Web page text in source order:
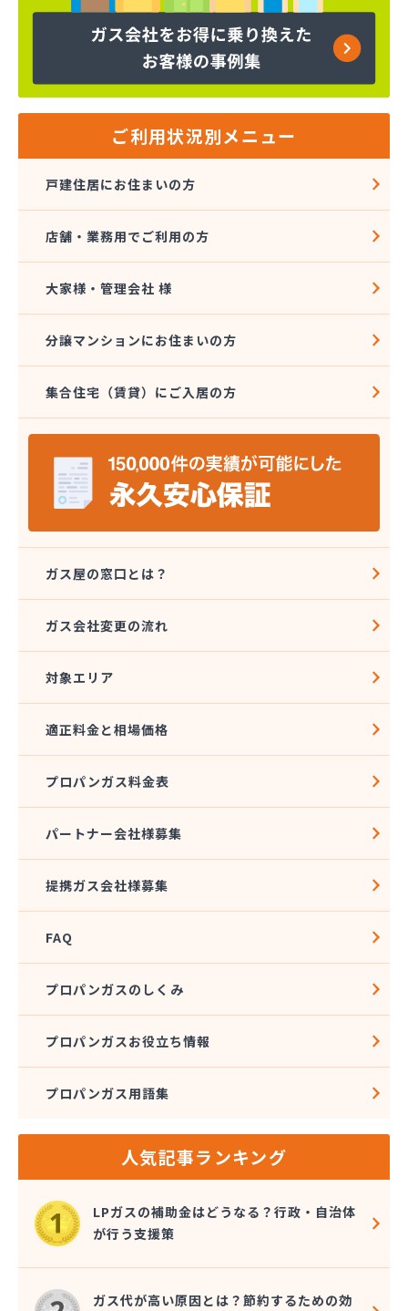
ヤマサ共和ライフ株式会社 一色営業所
ヤマサ共和ライフ株式会社 江南営業所
ヤマサ共和ライフ株式会社 三河営業所
ヤマサ共和ライフ株式会社 豊川営業所
ヤマサ高圧株式会社
ヤマサ總業株式会社 愛知西支店
ヤマトク
リーグ馬場株式会社
愛知高圧株式会社容器検査工場
愛北液化ガス協組江南営業所
旭プロパン
安城ガス株式会社
伊藤プロパン
伊藤忠エネクスホームライフ中部株式会社 碧南営
業所
伊藤忠エネクスホームライフ中部株式会社 名古屋
稲垣商事
稲垣商店
栄燃料合資会社
奥田米穀店
加藤燃料店
加藤豊昭
河村燃料店
角広ガス
割又商店
株式会社アドニス
株式会社あみや商事 本社
株式会社エイチティーピー
株式会社エイチティーピー
株式会社エス・アイ東海
株式会社オーテック
株式会社オーテック 西三河営業所
株式会社ガスキット
株式会社ガステム
株式会社ガスパル 岡崎販売所
株式会社カネコ
株式会社カネ庄
株式会社クラシアン岡崎支社
株式会社コクネ
株式会社コザカヤ 春日井営業所
株式会社コジマガス
ご利用状況別メニュー
戸建住居にお住まいの方
店舗・業務用でご利用の方
大家様・管理会社 様
分譲マンションにお住まいの方
集合住宅（賃貸）にご入居の方
ガス屋の窓口とは？
ガス会社変更の流れ
対象エリア
適正料金と相場価格
プロパンガス料金表
パートナー会社様募集
提携ガス会社様募集
FAQ
プロパンガスのしくみ
プロパンガスお役立ち情報
プロパンガス用語集
人気記事ランキング
LPガスの補助金はどうなる？行政・自治体
が行う支援策
ガス代が高い原因とは？節約するための効